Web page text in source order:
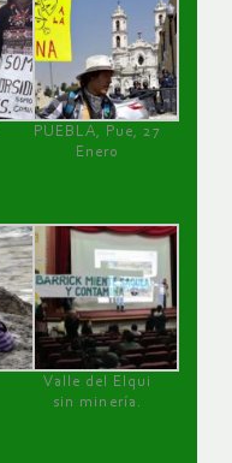
PUEBLA, Pue, 27
Enero
Valle del Elqui
sin minería.